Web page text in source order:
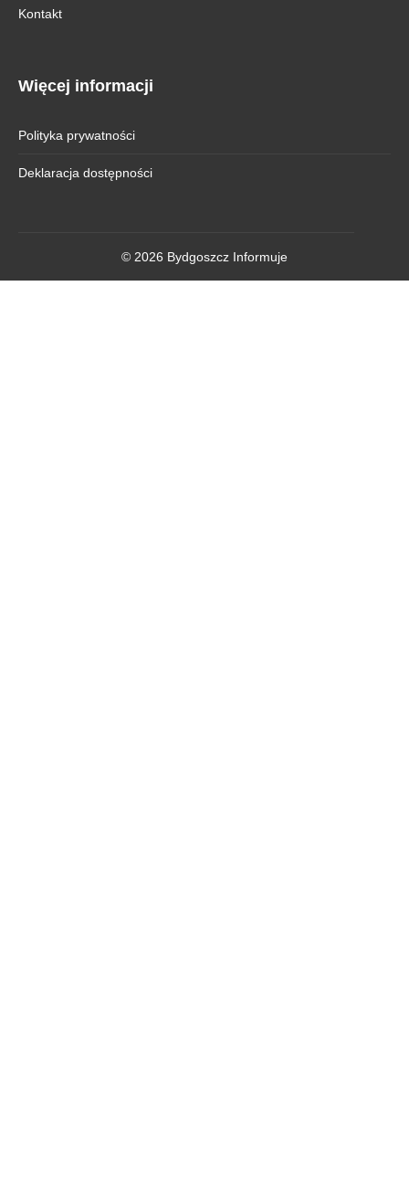
Kontakt
Więcej informacji
Polityka prywatności
Deklaracja dostępności
© 2026 Bydgoszcz Informuje